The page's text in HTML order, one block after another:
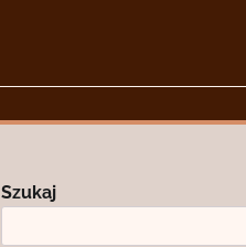
Szukaj